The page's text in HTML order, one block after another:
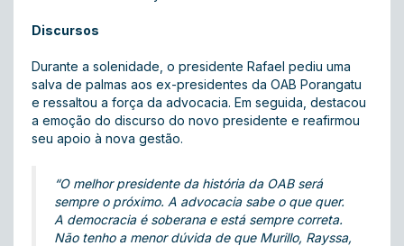
Discursos
Durante a solenidade, o presidente Rafael pediu uma
salva de palmas aos ex-presidentes da OAB Porangatu
e ressaltou a força da advocacia. Em seguida, destacou
a emoção do discurso do novo presidente e reafirmou
seu apoio à nova gestão.
“O melhor presidente da história da OAB será
sempre o próximo. A advocacia sabe o que quer.
A democracia é soberana e está sempre correta.
Não tenho a menor dúvida de que Murillo, Rayssa,